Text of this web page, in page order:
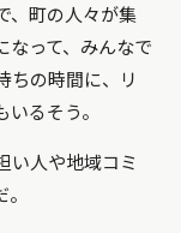
、町の人々が集
なって、みんなで
ちの時間に、リ
るそう。
い人や地域コミ